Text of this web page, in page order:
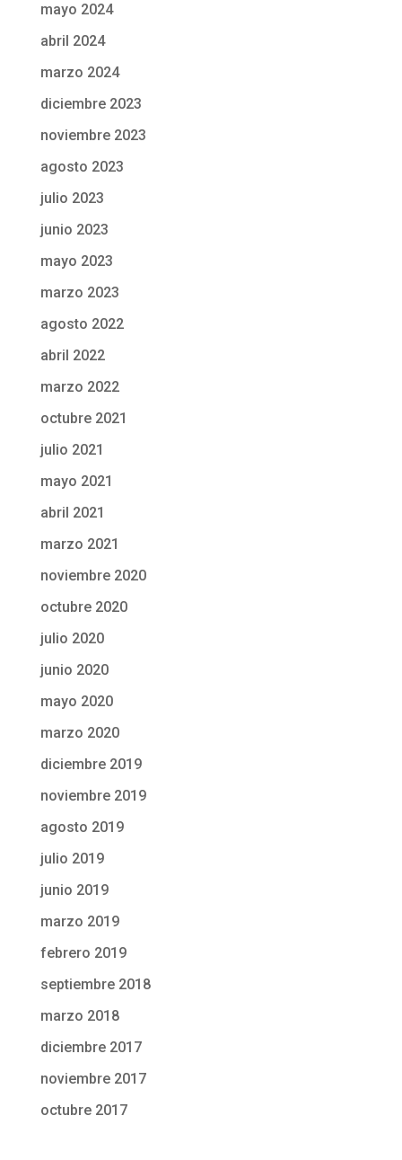
mayo 2024
abril 2024
marzo 2024
diciembre 2023
noviembre 2023
agosto 2023
julio 2023
junio 2023
mayo 2023
marzo 2023
agosto 2022
abril 2022
marzo 2022
octubre 2021
julio 2021
mayo 2021
abril 2021
marzo 2021
noviembre 2020
octubre 2020
julio 2020
junio 2020
mayo 2020
marzo 2020
diciembre 2019
noviembre 2019
agosto 2019
julio 2019
junio 2019
marzo 2019
febrero 2019
septiembre 2018
marzo 2018
diciembre 2017
noviembre 2017
octubre 2017